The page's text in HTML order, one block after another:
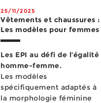
25/11/2025
Vêtements et chaussures :
Les modèles pour femmes
Les EPI au défi de l’égalité
homme-femme.
Les modèles
spécifiquement adaptés à
la morphologie féminine